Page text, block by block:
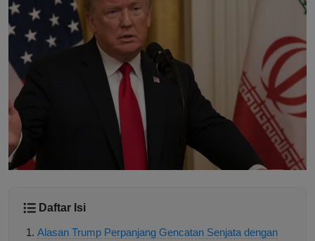
Daftar Isi
Alasan Trump Perpanjang Gencatan Senjata dengan